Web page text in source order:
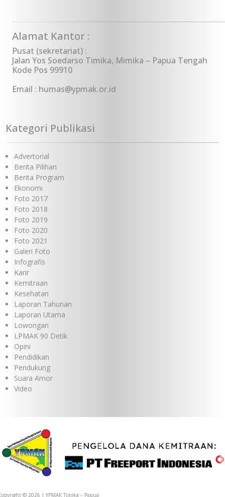
Alamat Kantor :
Pusat (sekretariat) :
Jalan Yos Soedarso Timika, Mimika – Papua Tengah
Kode Pos 99910
Email : humas@ypmak.or.id
Kategori Publikasi
Advertorial
Berita Pilihan
Berita Program
Ekonomi
Foto 2017
Foto 2018
Foto 2019
Foto 2020
Foto 2021
Galeri Foto
Infografis
Karir
Kemitraan
Kesehatan
Laporan Tahunan
Laporan Utama
Lowongan
LPMAK 90 Detik
Opini
Pendidikan
Pendukung
Suara Amor
Video
© 2026 | YPMAK Timika – Papua